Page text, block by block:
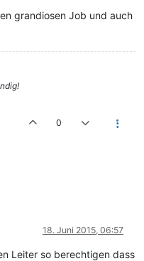
grandiosen Job und auch
0
18. Juni 2015, 06:57
Leiter so berechtigen dass